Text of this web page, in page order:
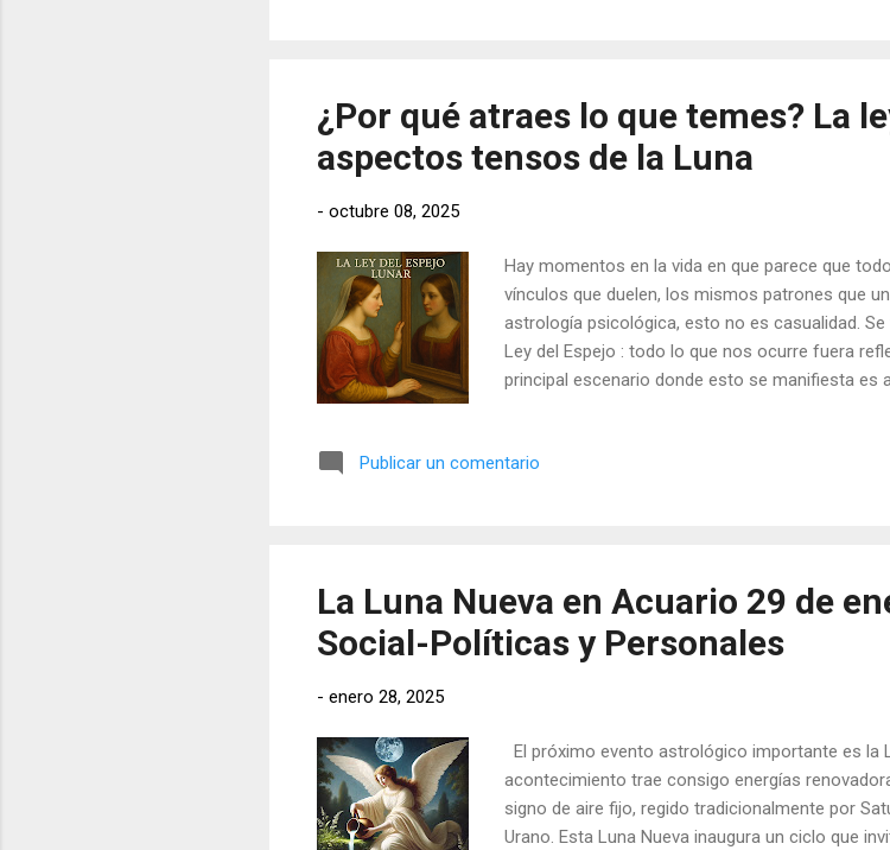
¿Por qué atraes lo que temes? La
aspectos tensos de la Luna
- octubre 08, 2025
Hay momentos en la vida en que parece que
vínculos que duelen, los mismos patrones que
astrología psicológica, esto no es casualidad.
Ley del Espejo : todo lo que nos ocurre fuera
principal escenario donde esto se manifiesta es
Publicar un comentario
La Luna Nueva en Acuario 29 de
Social-Políticas y Personales
- enero 28, 2025
El próximo evento astrológico importante es la
acontecimiento trae consigo energías
signo de aire fijo, regido tradicionalmente por
Urano. Esta Luna Nueva inaugura un ciclo que